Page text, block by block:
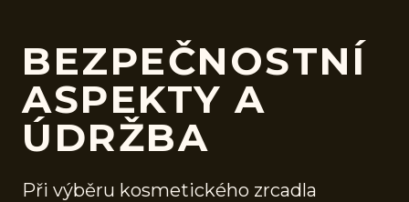
BEZPEČNOSTNÍ
ASPEKTY A
ÚDRŽBA
Při výběru kosmetického zrcadla